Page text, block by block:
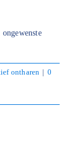
ontharen | 0